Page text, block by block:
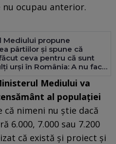
nu ocupau anterior.
Mediului propune
pârtiilor şi spune că
ceva pentru că sunt
urşi în România: A nu face
Mediului va
al populaţiei
că nimeni nu ştie dacă
6.000, 7.000 sau 7.200
că există şi proiect şi